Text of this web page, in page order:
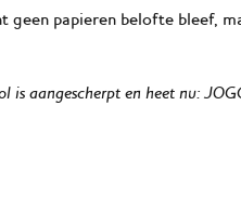
geen papieren belofte bleef,
is aangescherpt en heet nu: